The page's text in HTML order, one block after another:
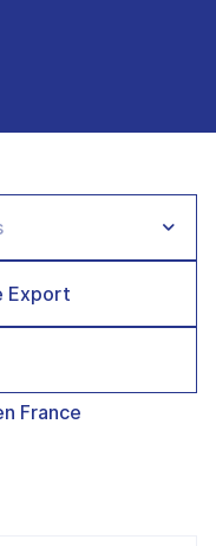
Export
France